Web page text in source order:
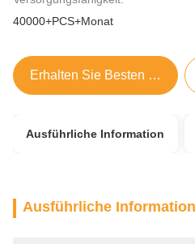
40000+PCS+Monat
Erhalten Sie Besten Preis
Ausführliche Information
Ausführliche Information